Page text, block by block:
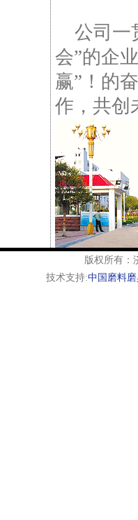
公司一
会”的企
赢”！的
作，共创
版权所有：
技术支持:中国磨料